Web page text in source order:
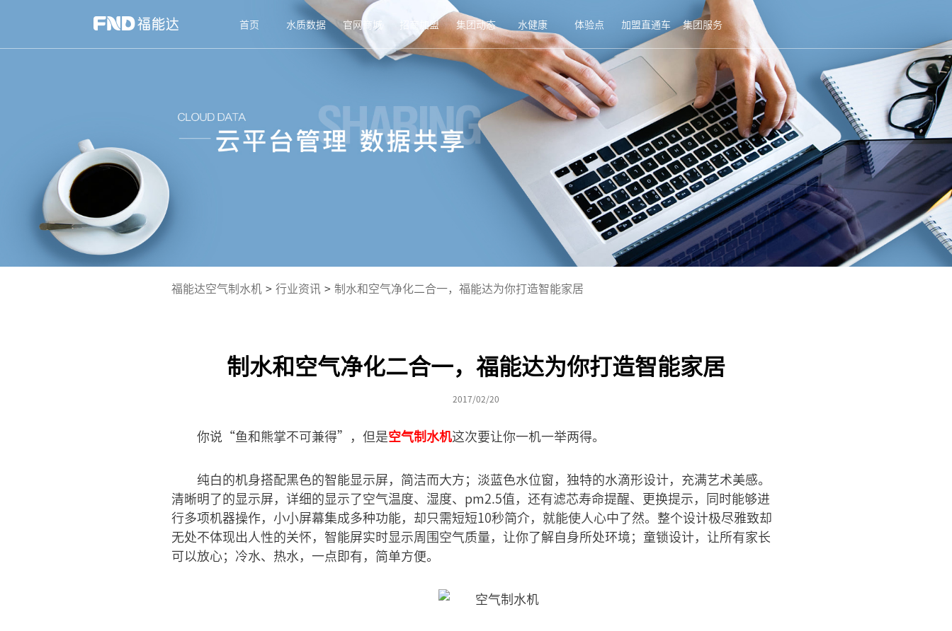
首页 水质数据 官网商城 招商加盟 集团动态 水健康 体验点 加盟直通车 集团服务
福能达空气制水机 > 行业资讯 > 制水和空气净化二合一，福能达为你打造智能家居
制水和空气净化二合一，福能达为你打造智能家居
2017/02/20
你说“鱼和熊掌不可兼得”，但是空气制水机这次要让你一机一举两得。
纯白的机身搭配黑色的智能显示屏，简洁而大方；淡蓝色水位窗，独特的水滴形设计，充满艺术美感。
清晰明了的显示屏，详细的显示了空气温度、湿度、pm2.5值，还有滤芯寿命提醒、更换提示，同时能够进
行多项机器操作，小小屏幕集成多种功能，却只需短短10秒简介，就能使人心中了然。整个设计极尽雅致却
无处不体现出人性的关怀，智能屏实时显示周围空气质量，让你了解自身所处环境；童锁设计，让所有家长
可以放心；冷水、热水，一点即有，简单方便。